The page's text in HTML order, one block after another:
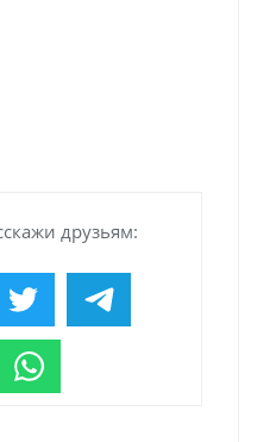
друзьям: